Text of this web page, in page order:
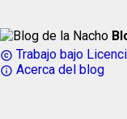
copyright Trabajo bajo
info_outline Acerca del blog